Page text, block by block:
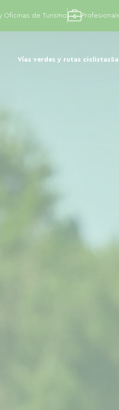
Vías verdes y rutas ciclistas
Oficinas de Turismo